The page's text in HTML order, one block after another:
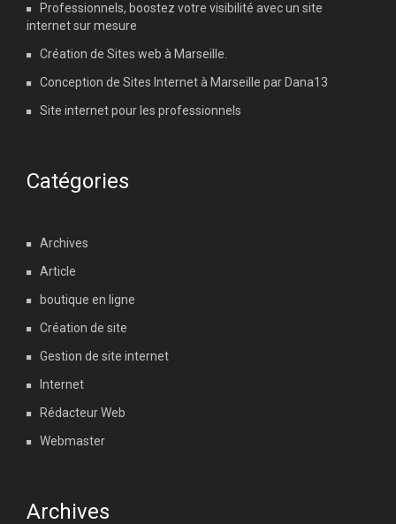
Professionnels, boostez votre visibilité avec un site
internet sur mesure
Création de Sites web à Marseille.
Conception de Sites Internet à Marseille par Dana13
Site internet pour les professionnels
Catégories
Archives
Article
boutique en ligne
Création de site
Gestion de site internet
Internet
Rédacteur Web
Webmaster
Archives